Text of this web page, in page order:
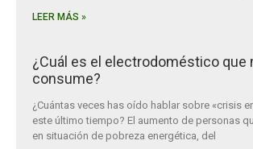
LEER MÁS »
¿Cuál es el electrodoméstico que
consume?
¿Cuántas veces has oído hablar sobre «crisis
este último tiempo? El aumento de personas
en situación de pobreza energética, del